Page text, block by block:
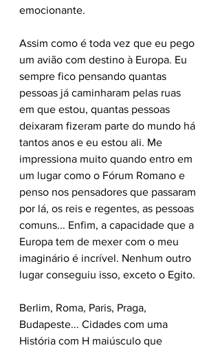
emocionante.
Assim como é toda vez que eu pego
um avião com destino à Europa. Eu
sempre fico pensando quantas
pessoas já caminharam pelas ruas
em que estou, quantas pessoas
deixaram fizeram parte do mundo há
tantos anos e eu estou ali. Me
impressiona muito quando entro em
um lugar como o Fórum Romano e
penso nos pensadores que passaram
por lá, os reis e regentes, as pessoas
comuns... Enfim, a capacidade que a
Europa tem de mexer com o meu
imaginário é incrível. Nenhum outro
lugar conseguiu isso, exceto o Egito.
Berlim, Roma, Paris, Praga,
Budapeste... Cidades com uma
História com H maiúsculo que